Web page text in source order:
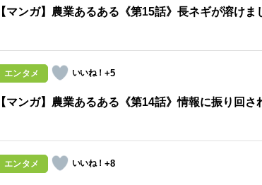
【マンガ】農業あるある《第15話》長ネギが溶けま
エンタメ +5
【マンガ】農業あるある《第14話》情報に振り回
エンタメ +8